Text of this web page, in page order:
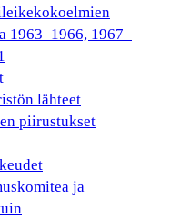
1963–1966, 1967–
lähteet
piirustukset
ja